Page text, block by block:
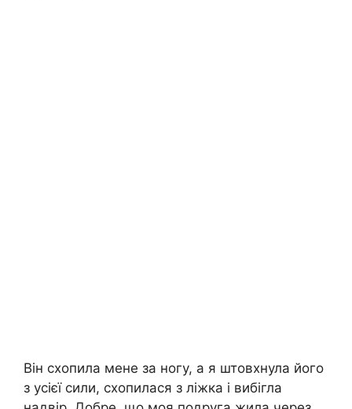
Він схопила мене за ногу, а я штовхнула його
з усієї сили, схопилася з ліжка і вибігла